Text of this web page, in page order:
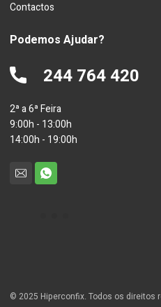
Contactos
Podemos Ajudar?
244 764 420
2ª a 6ª Feira
9:00h - 13:00h
14:00h - 19:00h
© 2025 Hiperconfix. Todos os direitos